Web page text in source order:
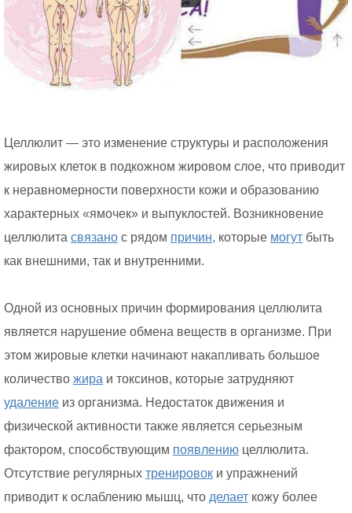
Целлюлит — это изменение структуры и расположения
жировых клеток в подкожном жировом слое, что приводит
к неравномерности поверхности кожи и образованию
характерных «ямочек» и выпуклостей. Возникновение
целлюлита связано с рядом причин, которые могут быть
как внешними, так и внутренними.
Одной из основных причин формирования целлюлита
является нарушение обмена веществ в организме. При
этом жировые клетки начинают накапливать большое
количество жира и токсинов, которые затрудняют
удаление из организма. Недостаток движения и
физической активности также является серьезным
фактором, способствующим появлению целлюлита.
Отсутствие регулярных тренировок и упражнений
приводит к ослаблению мышц, что делает кожу более